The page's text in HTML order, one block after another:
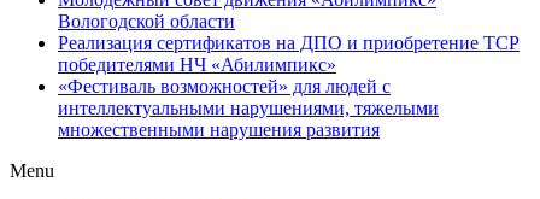
Вологодской области
Реализация сертификатов на ДПО и приобретение ТСР
победителями НЧ «Абилимпикс»
«Фестиваль возможностей» для людей с
интеллектуальными нарушениями, тяжелыми
множественными нарушения развития
Menu